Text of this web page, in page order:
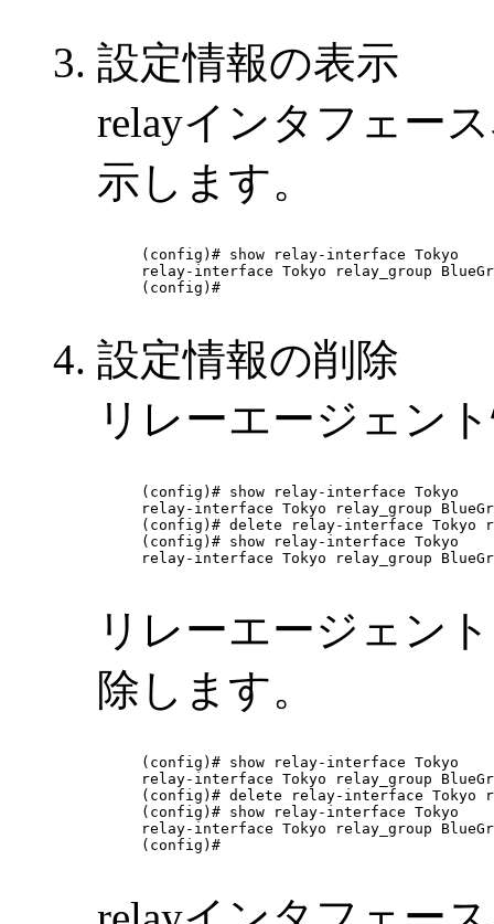
設定情報の表示
relayインタフェー
示します。
(config)# show relay-interface Tokyo
relay-interface Tokyo relay_group
(config)#
設定情報の削除
リレーエージェン
(config)# show relay-interface Tokyo
relay-interface Tokyo relay_group
(config)# delete relay-interface Tokyo
(config)# show relay-interface Tokyo
relay-interface Tokyo relay_group
リレーエージェン
除します。
(config)# show relay-interface Tokyo
relay-interface Tokyo relay_group
(config)# delete relay-interface Tokyo
(config)# show relay-interface Tokyo
relay-interface Tokyo relay_group
(config)#